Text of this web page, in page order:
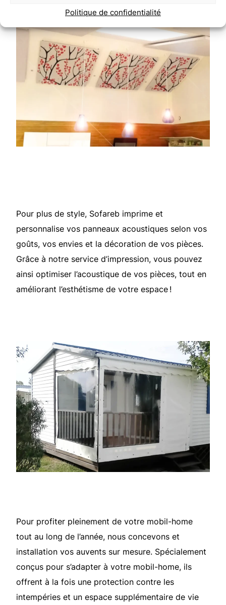
Politique de confidentialité
Pour plus de style, Sofareb imprime et
personnalise vos panneaux acoustiques selon vos
goûts, vos envies et la décoration de vos pièces.
Grâce à notre service d’impression, vous pouvez
ainsi optimiser l’acoustique de vos pièces, tout en
améliorant l’esthétisme de votre espace !
Pour profiter pleinement de votre mobil-home
tout au long de l’année, nous concevons et
installation vos auvents sur mesure. Spécialement
conçus pour s’adapter à votre mobil-home, ils
offrent à la fois une protection contre les
intempéries et un espace supplémentaire de vie